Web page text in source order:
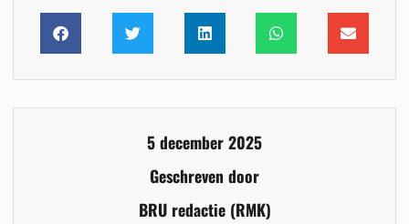
5 december 2025
Geschreven door
BRU redactie (RMK)